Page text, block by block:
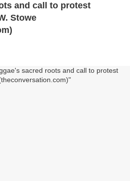
and call to protest
Stowe